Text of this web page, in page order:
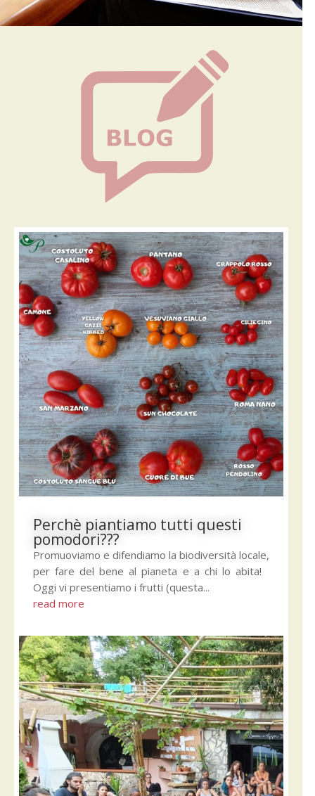
Perchè piantiamo tutti questi
pomodori???
Promuoviamo e difendiamo la biodiversità locale,
per fare del bene al pianeta e a chi lo abita!
Oggi vi presentiamo i frutti (questa...
read more